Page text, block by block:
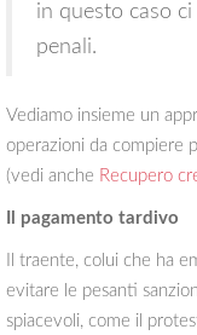
in questo caso
penali.
Vediamo insieme un
operazioni da compiere
(vedi anche Recupero
Il pagamento tardivo
Il traente, colui che ha
evitare le pesanti
spiacevoli, come il